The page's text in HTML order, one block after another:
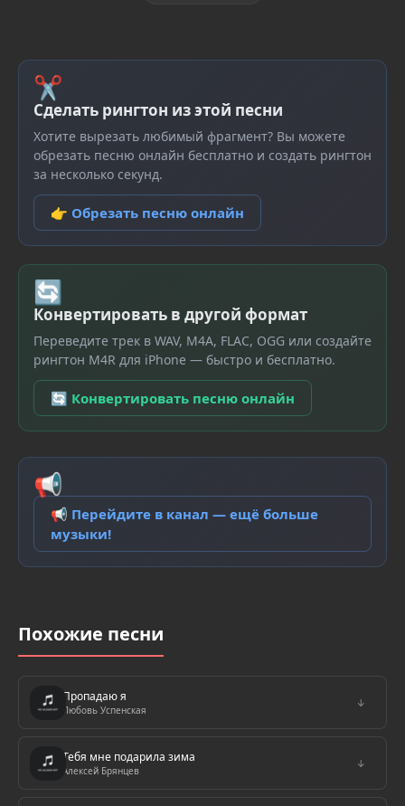
✂
Сделать рингтон из этой песни
Хотите вырезать любимый фрагмент? Вы можете
обрезать песню онлайн бесплатно и создать рингтон
за несколько секунд.
👉 Обрезать песню онлайн
🔄
Конвертировать в другой формат
Переведите трек в WAV, M4A, FLAC, OGG или создайте
рингтон M4R для iPhone — быстро и бесплатно.
🔄 Конвертировать песню онлайн
📢
📢 Перейдите в канал — ещё больше
музыки!
Похожие песни
Пропадаю я
Любовь Успенская
↓
Тебя мне подарила зима
Алексей Брянцев
↓